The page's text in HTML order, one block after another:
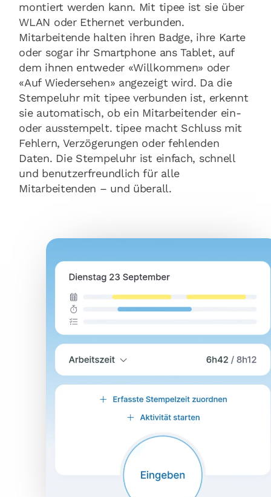
montiert werden kann. Mit tipee ist sie über
WLAN oder Ethernet verbunden.
Mitarbeitende halten ihren Badge, ihre Karte
oder sogar ihr Smartphone ans Tablet, auf
dem ihnen entweder «Willkommen» oder
«Auf Wiedersehen» angezeigt wird. Da die
Stempeluhr mit tipee verbunden ist, erkennt
sie automatisch, ob ein Mitarbeitender ein-
oder ausstempelt. tipee macht Schluss mit
Fehlern, Verzögerungen oder fehlenden
Daten. Die Stempeluhr ist einfach, schnell
und benutzerfreundlich für alle
Mitarbeitenden – und überall.